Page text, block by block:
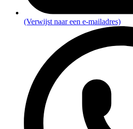
(Verwijst naar een e-mailadres)